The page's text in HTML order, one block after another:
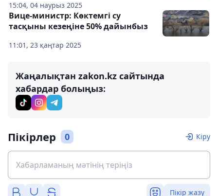
15:04, 04 наурыз 2025
11:01, 23 қаңтар 2025
Вице-министр: Көктемгі су
тасқыны кезеңіне 50% дайынбыз
Жаңалықтан zakon.kz сайтында
хабардар болыңыз:
Пікірлер 0 Кіру
Пікір жазу